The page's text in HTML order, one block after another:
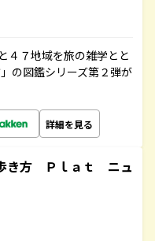
４７地域を旅の雑学とと
の図鑑シリーズ第２弾が
詳細を見る
き方 Ｐｌａｔ ニュ